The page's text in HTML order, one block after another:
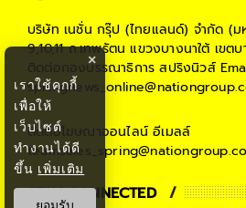
บริษัท เนชั่น กรุ๊ป (ไทยแลนด์) จำกัด (ม
9,10,11 ถ.เทพรัตน แขวงบางนาใต้ เขต
ติดต่อกองบรรณาธิการ สปริงนิวส์
ติดต่อโฆษณาออนไลน์ อีเมลล์
STAY CONNECTED
×
เราใช้คุกกี้
เพื่อให้
เว็บไซต์
ทำงานได้ดี
ขึ้น เพิ่มเติม